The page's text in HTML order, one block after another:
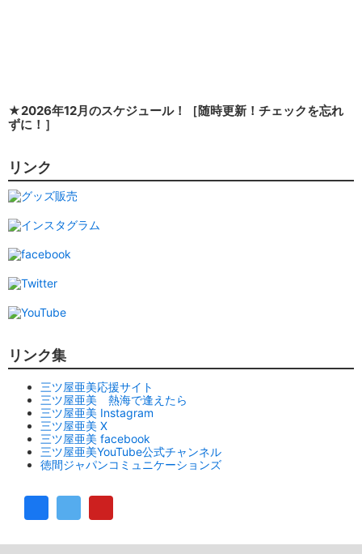
★2026年12月のスケジュール！［随時更新！チェックを忘れ
ずに！］
リンク
リンク集
三ツ屋亜美応援サイト
三ツ屋亜美 熱海で逢えたら
三ツ屋亜美 Instagram
三ツ屋亜美 X
三ツ屋亜美 facebook
三ツ屋亜美YouTube公式チャンネル
徳間ジャパンコミュニケーションズ